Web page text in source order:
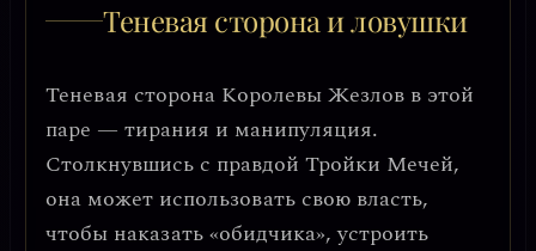
Теневая сторона и ловушки
Теневая сторона Королевы Жезлов в этой
паре — тирания и манипуляция.
Столкнувшись с правдой Тройки Мечей,
она может использовать свою власть,
чтобы наказать «обидчика», устроить